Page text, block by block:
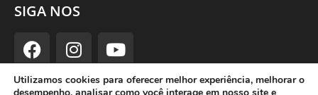
SIGA NOS
Utilizamos cookies para oferecer melhor experiência, melhorar o